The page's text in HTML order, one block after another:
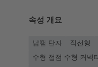
속성 개요
납땜 단자 직선형
수형 접점 수형 커넥